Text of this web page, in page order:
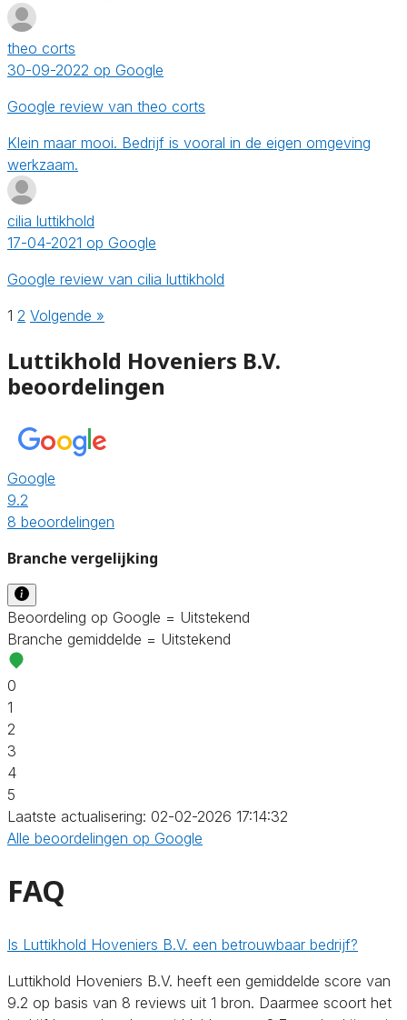
theo corts
30-09-2022 op Google
Google review van theo corts
Klein maar mooi. Bedrijf is vooral in de eigen omgeving
werkzaam.
cilia luttikhold
17-04-2021 op Google
Google review van cilia luttikhold
1 2 Volgende »
Luttikhold Hoveniers B.V.
beoordelingen
Google
9.2
8 beoordelingen
Branche vergelijking
Beoordeling op Google = Uitstekend
Branche gemiddelde = Uitstekend
0
1
2
3
4
5
Laatste actualisering: 02-02-2026 17:14:32
Alle beoordelingen op Google
FAQ
Is Luttikhold Hoveniers B.V. een betrouwbaar bedrijf?
Luttikhold Hoveniers B.V. heeft een gemiddelde score van
9.2 op basis van 8 reviews uit 1 bron. Daarmee scoort het